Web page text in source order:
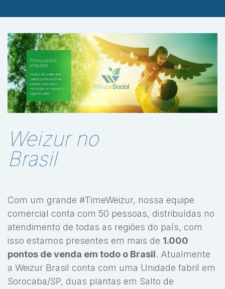
Weizur no
Brasil
Com um grande #TimeWeizur, nossa equipe
comercial conta com 50 pessoas, distribuídas no
atendimento de todas as regiões do país, com
isso estamos presentes em mais de 1.000
pontos de venda em todo o Brasil. Atualmente
a Weizur Brasil conta com uma Unidade fabril em
Sorocaba/SP, duas plantas em Salto de